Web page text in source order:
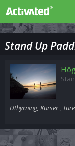
Stand Up
Uthyrning, Kurser ,